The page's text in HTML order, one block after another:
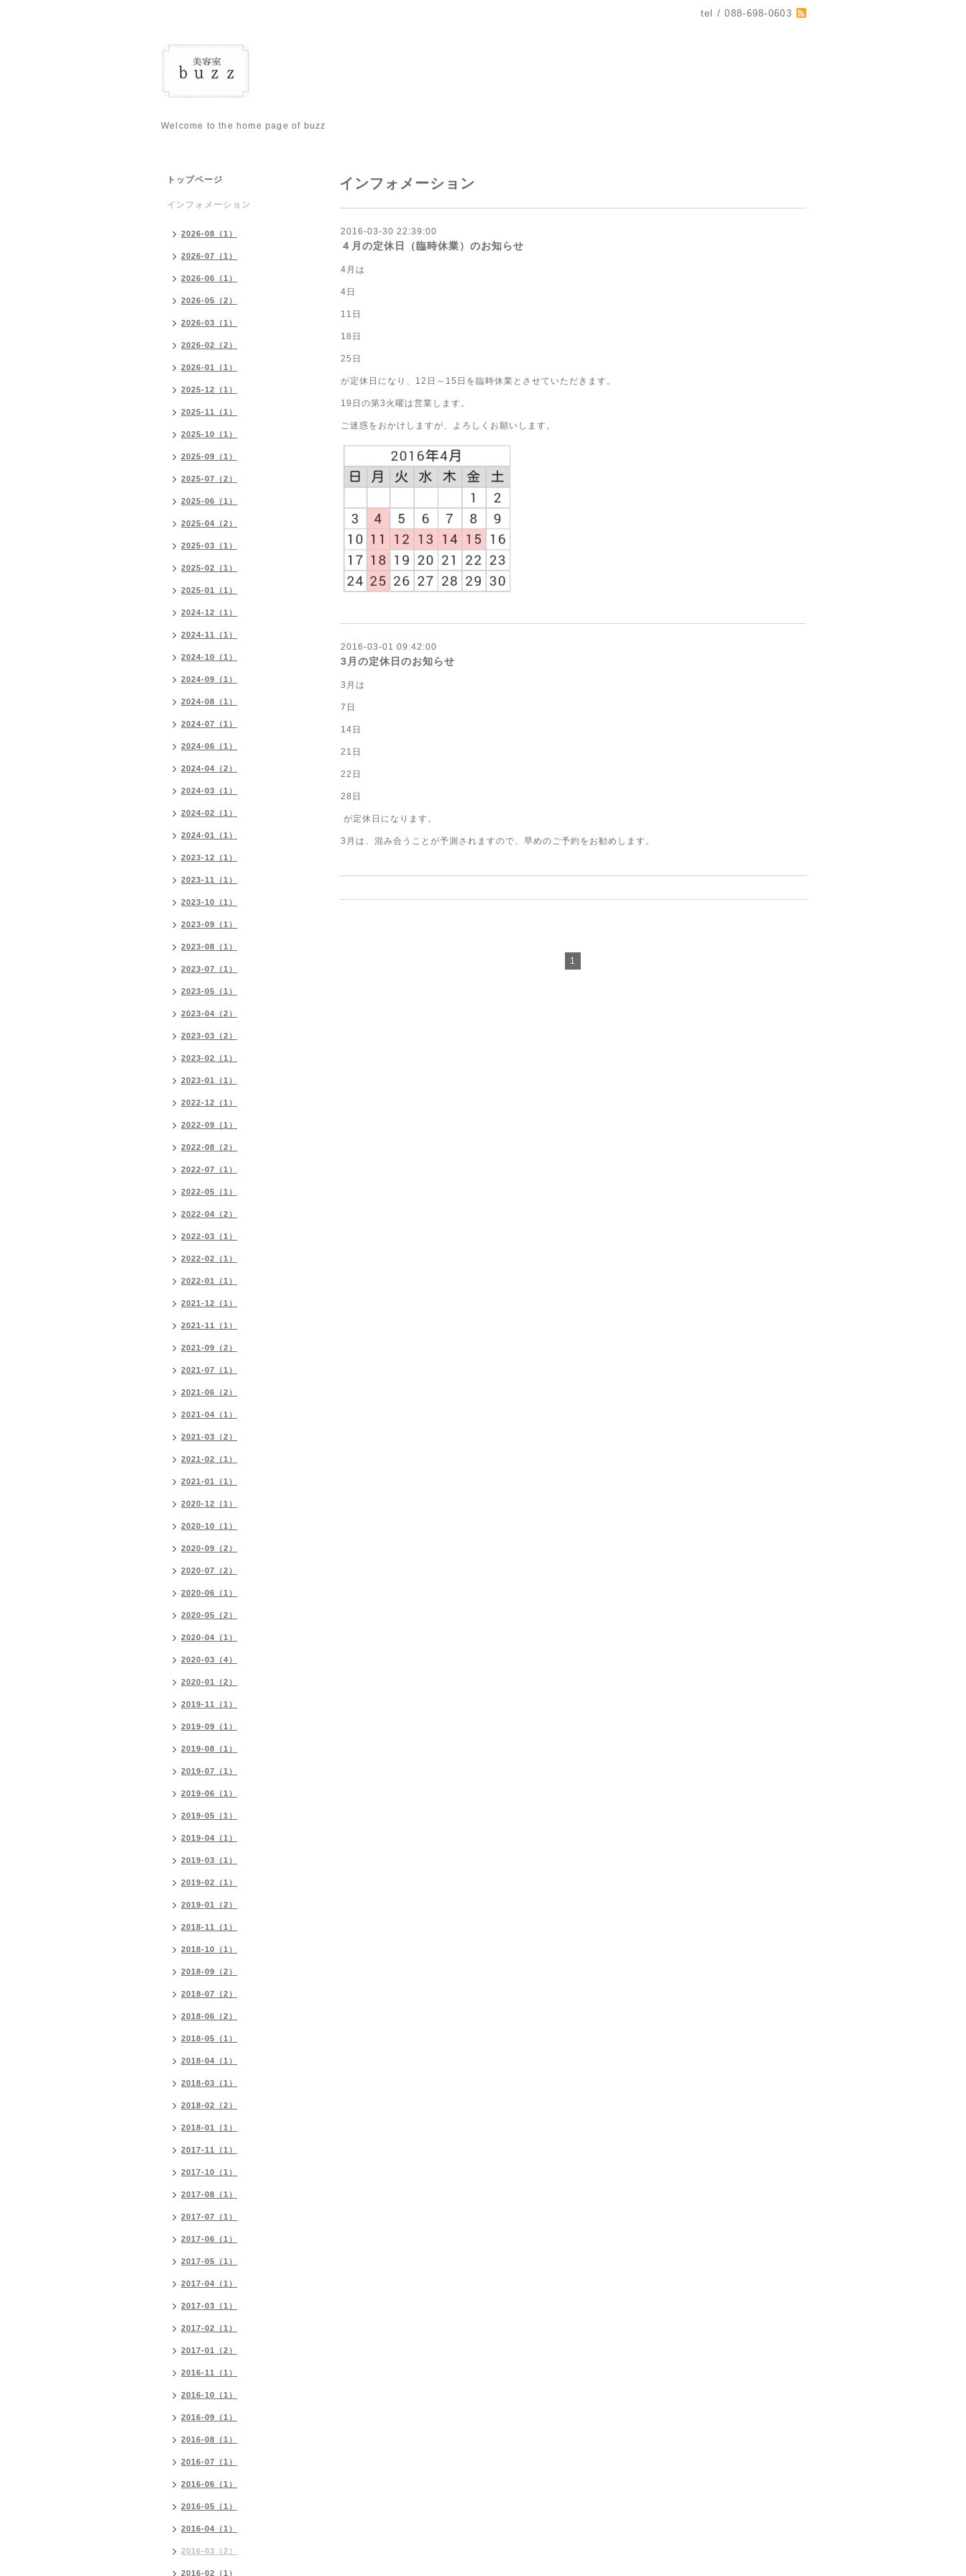
tel / 088-698-0603
Welcome to the home page of buzz
インフォメーション
2016-03-30 22:39:00
４月の定休日（臨時休業）のお知らせ
4月は
4日
11日
18日
25日
が定休日になり、12日～15日を臨時休業とさせていただきます。
19日の第3火曜は営業します。
ご迷惑をおかけしますが、よろしくお願いします。
2016-03-01 09:42:00
3月の定休日のお知らせ
3月は
7日
14日
21日
22日
28日
が定休日になります。
3月は、混み合うことが予測されますので、早めのご予約をお勧めします。
1
トップページ
インフォメーション
2026-08（1）
2026-07（1）
2026-06（1）
2026-05（2）
2026-03（1）
2026-02（2）
2026-01（1）
2025-12（1）
2025-11（1）
2025-10（1）
2025-09（1）
2025-07（2）
2025-06（1）
2025-04（2）
2025-03（1）
2025-02（1）
2025-01（1）
2024-12（1）
2024-11（1）
2024-10（1）
2024-09（1）
2024-08（1）
2024-07（1）
2024-06（1）
2024-04（2）
2024-03（1）
2024-02（1）
2024-01（1）
2023-12（1）
2023-11（1）
2023-10（1）
2023-09（1）
2023-08（1）
2023-07（1）
2023-05（1）
2023-04（2）
2023-03（2）
2023-02（1）
2023-01（1）
2022-12（1）
2022-09（1）
2022-08（2）
2022-07（1）
2022-05（1）
2022-04（2）
2022-03（1）
2022-02（1）
2022-01（1）
2021-12（1）
2021-11（1）
2021-09（2）
2021-07（1）
2021-06（2）
2021-04（1）
2021-03（2）
2021-02（1）
2021-01（1）
2020-12（1）
2020-10（1）
2020-09（2）
2020-07（2）
2020-06（1）
2020-05（2）
2020-04（1）
2020-03（4）
2020-01（2）
2019-11（1）
2019-09（1）
2019-08（1）
2019-07（1）
2019-06（1）
2019-05（1）
2019-04（1）
2019-03（1）
2019-02（1）
2019-01（2）
2018-11（1）
2018-10（1）
2018-09（2）
2018-07（2）
2018-06（2）
2018-05（1）
2018-04（1）
2018-03（1）
2018-02（2）
2018-01（1）
2017-11（1）
2017-10（1）
2017-08（1）
2017-07（1）
2017-06（1）
2017-05（1）
2017-04（1）
2017-03（1）
2017-02（1）
2017-01（2）
2016-11（1）
2016-10（1）
2016-09（1）
2016-08（1）
2016-07（1）
2016-06（1）
2016-05（1）
2016-04（1）
2016-03（2）
2016-02（1）